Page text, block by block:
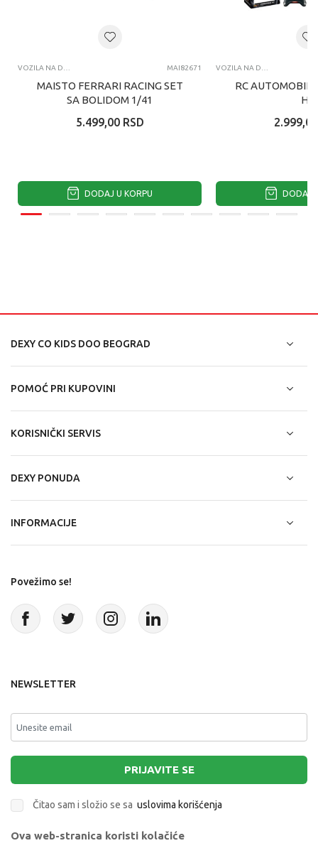
VOZILA NA DALJINSKI MAI82671
MAISTO FERRARI RACING SET
SA BOLIDOM 1/41
5.499,00 RSD
DODAJ U KORPU
VOZILA NA DALJINSKI
RC AUTOMOBIL
H3
2.999,00
DODAJ
DEXY CO KIDS DOO BEOGRAD
POMOĆ PRI KUPOVINI
KORISNIČKI SERVIS
DEXY PONUDA
INFORMACIJE
Povežimo se!
NEWSLETTER
PRIJAVITE SE
Čitao sam i složio se sa uslovima korišćenja
This site is protected by reCAPTCHA and the Google
Ova web-stranica koristi kolačiće